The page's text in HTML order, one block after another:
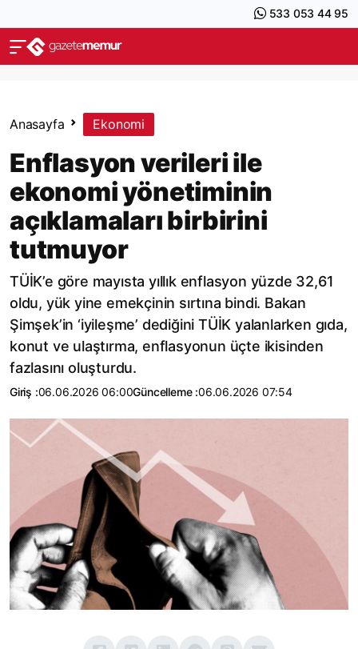
533 053 44 95
Anasayfa Ekonomi
Enflasyon verileri ile
ekonomi yönetiminin
açıklamaları birbirini
tutmuyor
TÜİK’e göre mayısta yıllık enflasyon yüzde 32,61
oldu, yük yine emekçinin sırtına bindi. Bakan
Şimşek’in ‘iyileşme’ dediğini TÜİK yalanlarken gıda,
konut ve ulaştırma, enflasyonun üçte ikisinden
fazlasını oluşturdu.
Giriş :06.06.2026 06:00Güncelleme :06.06.2026 07:54